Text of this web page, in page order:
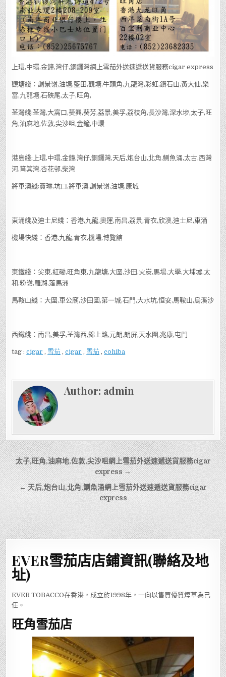
上環,中環,金鐘,灣仔,銅鑼灣網上雪茄外送速遞送貨服務cigar express
觀塘綫：調景嶺,油塘,藍田,觀塘,牛頭角,九龍灣,彩虹,鑽石山,黃大仙,樂
富,九龍塘,石硤尾,太子,旺角,
荃灣綫:荃灣,大窩口,葵興,葵芳,荔景,美孚,荔枝角,長沙灣,深水埗,太子,旺
角,油麻地,佐敦,尖沙咀,金鐘,中環
港島綫;上環,中環,金鐘,灣仔,銅鑼灣,天后,炮台山,北角,鰂魚涌,太古,西灣
河,筲箕灣,杏花邨,柴灣
將軍澳綫:寶琳,坑口,將軍澳,調景嶺,油塘,康城
東涌綫及迪士尼綫：香港,九龍,奧運,南昌,荔景,青衣,欣澳,迪士尼,東涌
機場快綫：香港,九龍,青衣,機場,博覽館
東鐵綫：尖東,紅磡,旺角東,九龍塘,大圍,沙田,火炭,馬場,大學,大埔墟,太
和,粉嶺,羅湖,落馬洲
馬鞍山綫：大圍,車公廟,沙田圍,第一城,石門,大水坑,恒安,馬鞍山,烏溪沙
西鐵綫：南昌,美孚,荃灣西,錦上路,元朗,朗屏,天水圍,兆康,屯門
tag :cigar , 雪茄 ,cigar , 雪茄 ,cohiba
Author: admin
文
章
導
覽
太子,旺角,油麻地,佐敦,尖沙咀網上雪茄外送速遞送貨服務cigar
express →
← 天后,炮台山,北角,鰂魚涌網上雪茄外送速遞送貨服務cigar
express
EVER雪茄店店鋪資訊(聯絡及地
址)
EVER TOBACCO在香港，成立於1998年，一向以售買優質煙草為己
任。
旺角雪茄店